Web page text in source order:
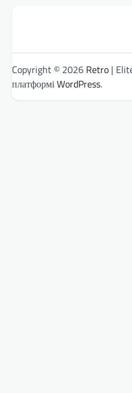
Copyright © 2026 Retro |
платформіWordPress.